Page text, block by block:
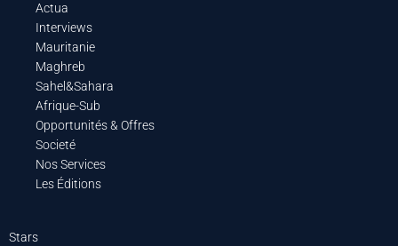
Actua
Interviews
Mauritanie
Maghreb
Sahel&Sahara
Afrique-Sub
Opportunités & Offres
Societé
Nos Services
Les Éditions
Stars